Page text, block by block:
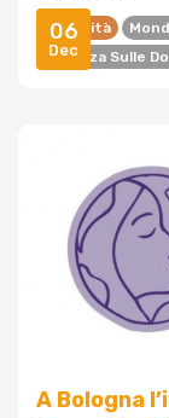
06
Dec
Disabilità
Violenza Sulle
A Bologna